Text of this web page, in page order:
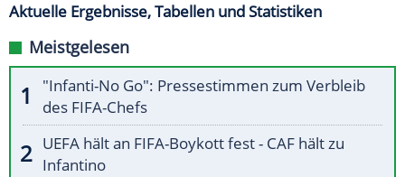
Aktuelle Ergebnisse, Tabellen und Statistiken
Meistgelesen
"Infanti-No Go": Pressestimmen zum Verbleib
des FIFA-Chefs
UEFA hält an FIFA-Boykott fest - CAF hält zu
Infantino